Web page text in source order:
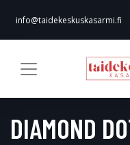
info@taidekeskuskasarmi.fi
DIAMOND